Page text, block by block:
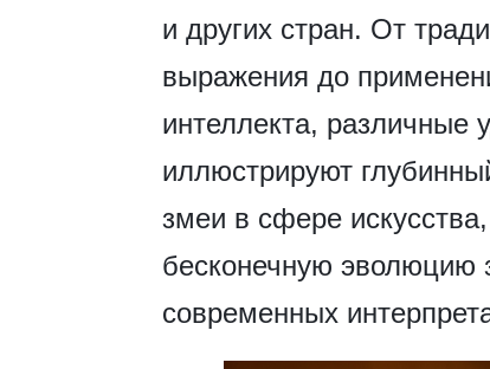
и других стран. От
выражения до
интеллекта, различные
иллюстрируют
змеи в сфере
бесконечную эволюцию
современных